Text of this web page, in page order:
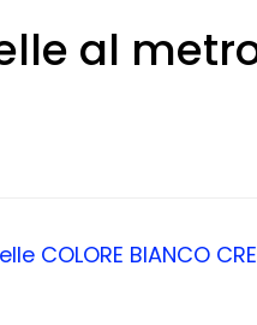
al
COLORE BIANCO